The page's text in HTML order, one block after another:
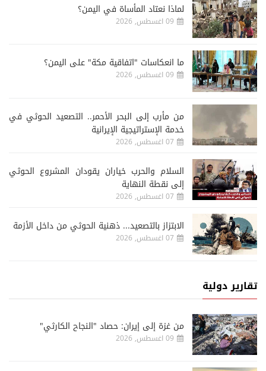
لماذا نعتاد المأساة في اليمن؟
09 اغسطس, 2026
ما انعكاسات "اتفاقية مكة" على اليمن؟
09 اغسطس, 2026
من مأرب إلى البحر الأحمر.. التصعيد الحوثي في
خدمة الإستراتيجية الإيرانية
07 اغسطس, 2026
السلام والحرب خياران يقودان المشروع الحوثي
إلى نقطة النهاية
07 اغسطس, 2026
الابتزاز بالتصعيد... ذهنية الحوثي من داخل الأزمة
07 اغسطس, 2026
تقارير دولية
من غزة إلى إيران: حصاد "النجاح الكارثي"
09 اغسطس, 2026